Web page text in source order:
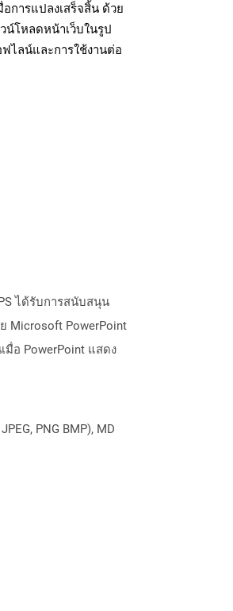
การแปลงเสร็จสิ้น ด้วย
โหลดหน้าเว็บในรูป
ไลน์และการใช้งานต่อ
ได้รับการสนับสนุน
Microsoft PowerPoint
อ PowerPoint แสดง
PNG BMP), MD